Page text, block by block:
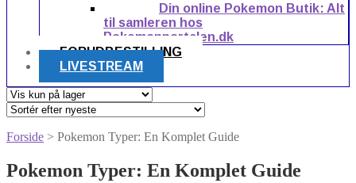
Din online Pokemon Butik: Alt
til samleren hos
Pokemonportalen.dk
FORUDBESTILLING
LIVESTREAM
Forside > Pokemon Typer: En Komplet Guide
Pokemon Typer: En Komplet Guide